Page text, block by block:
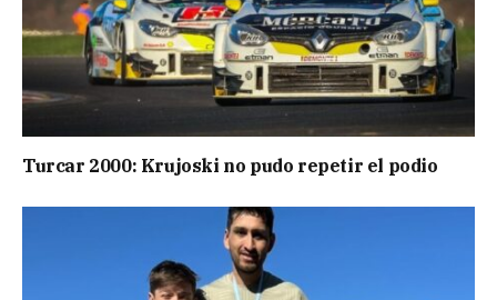
Turcar 2000: Krujoski no pudo repetir el podio